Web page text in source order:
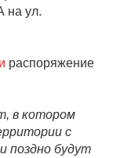
на ул.
распоряжение
в котором
с
поздно будут